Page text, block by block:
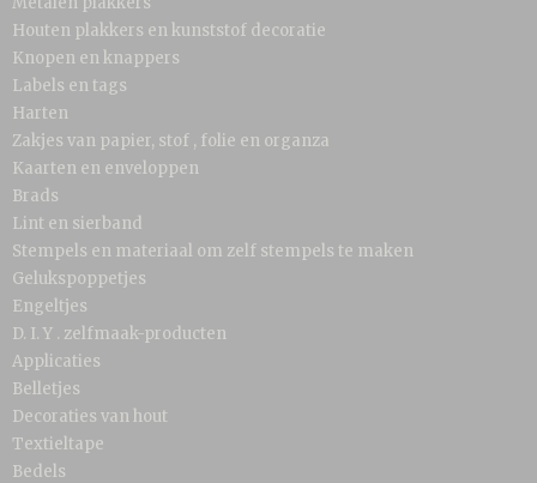
Houten plakkers en kunststof decoratie
Knopen en knappers
Labels en tags
Harten
Zakjes van papier, stof , folie en organza
Kaarten en enveloppen
Brads
Lint en sierband
Stempels en materiaal om zelf stempels te maken
Gelukspoppetjes
Engeltjes
D. I. Y . zelfmaak-producten
Applicaties
Belletjes
Decoraties van hout
Textieltape
Bedels